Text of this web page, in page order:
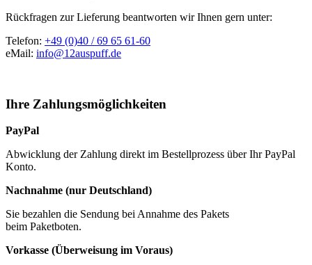
Rückfragen zur Lieferung beantworten wir Ihnen gern unter:
Telefon: +49 (0)40 / 69 65 61-60
eMail: info@12auspuff.de
Ihre Zahlungsmöglichkeiten
PayPal
Abwicklung der Zahlung direkt im Bestellprozess über Ihr PayPal
Konto.
Nachnahme (nur Deutschland)
Sie bezahlen die Sendung bei Annahme des Pakets
beim Paketboten.
Vorkasse (Überweisung im Voraus)